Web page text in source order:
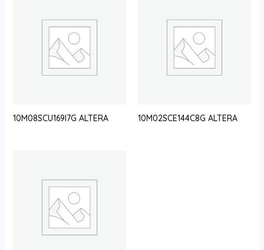
10M08SCU169I7G ALTERA 10M02SCE144C8G ALTERA